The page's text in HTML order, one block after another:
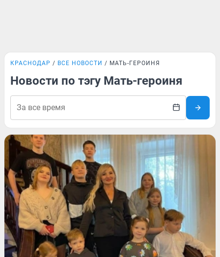
КРАСНОДАР ВСЕ НОВОСТИ МАТЬ-ГЕРОИНЯ
Новости по тэгу Мать-героиня